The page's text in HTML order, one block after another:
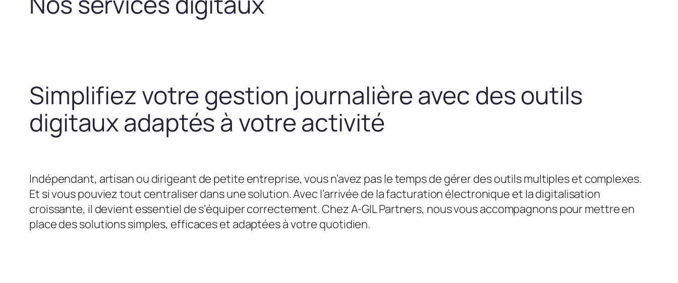
Simplifiez votre gestion journalière avec des outils
digitaux adaptés à votre activité
Indépendant, artisan ou dirigeant de petite entreprise, vous n’avez pas le temps de gérer des outils multiples et complexes.
Et si vous pouviez tout centraliser dans une solution. Avec l’arrivée de la facturation électronique et la digitalisation
croissante, il devient essentiel de s’équiper correctement. Chez A-GIL Partners, nous vous accompagnons pour mettre en
place des solutions simples, efficaces et adaptées à votre quotidien.